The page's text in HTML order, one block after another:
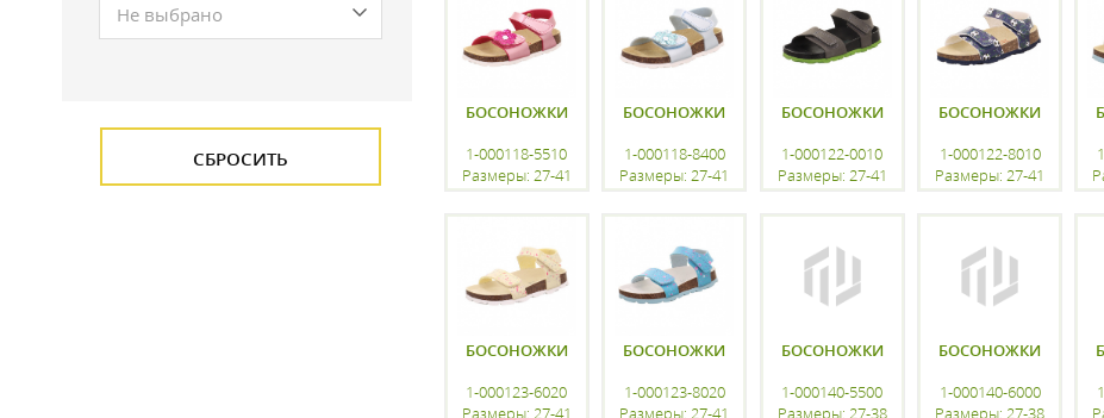
Не выбрано
БОСОНОЖКИ
1-000118-5510
Размеры: 27-41
БОСОНОЖКИ
1-000118-8400
Размеры: 27-41
БОСОНОЖКИ
1-000122-0010
Размеры: 27-41
БОСОНОЖКИ
1-000122-8010
Размеры: 27-41
БОСОНОЖКИ
1-000123-6020
Размеры: 27-41
БОСОНОЖКИ
1-000123-8020
Размеры: 27-41
БОСОНОЖКИ
1-000140-5500
Размеры: 27-38
БОСОНОЖКИ
1-000140-6000
Размеры: 27-38